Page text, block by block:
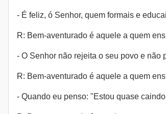
- É feliz, ó Senhor, quem formais e
R: Bem-aventurado é aquele a quem
- O Senhor não rejeita o seu povo e não
R: Bem-aventurado é aquele a quem
- Quando eu penso: "Estou quase